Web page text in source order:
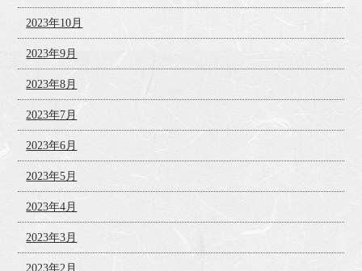
2023年10月
2023年9月
2023年8月
2023年7月
2023年6月
2023年5月
2023年4月
2023年3月
2023年2月